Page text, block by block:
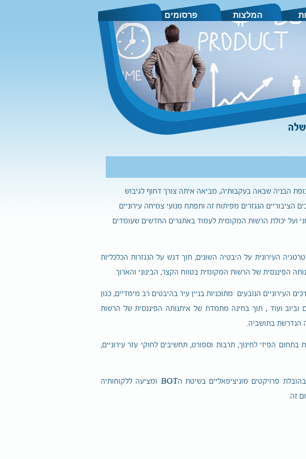
המלצות פרסומים
הבניה שבאה בעקבותיה, מביאה איתה צורך דחוף לגיבוש
הציבוריים הנגזרים מפיתוח זה ותפתח מנועי צמיחה עירוניים
ועל יכולת הרשות המקומית לעמוד באתגרים החדשים שעומדים
העירונית על היבטיה השונים, תוך דגש על הנגזרות הכלכליות
הפיננסית של הרשות המקומית בטווח הקצר, הבינוני והארוך.
הנובעים מתוכניות בניין עיר בהיבטים רב מימדיים, כגון
וביוב ועוד , תוך בחינה מתמדת של איתנותה הפיננסית של הרשות
הנדרשת בתושביה.
הפיזי לחינוך, תרבות וספורט, תחשיבים לחוקי עזר עירוניים,
בנוסף, פיתחה החברה בשנים האחרונות מומחיות בהובלת פרויקטים מוניציפאליים בשיטת הBOT ומציעה ללקוחותיה
זה.